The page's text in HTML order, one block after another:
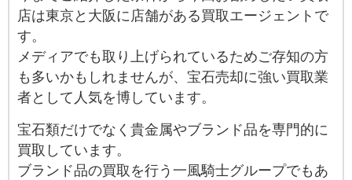
店は東京と大阪に店舗がある買取エージェントで
す。
メディアでも取り上げられているためご存知の方
も多いかもしれませんが、宝石売却に強い買取業
者として人気を博しています。
宝石類だけでなく貴金属やブランド品を専門的に
買取しています。
ブランド品の買取を行う一風騎士グループでもあ